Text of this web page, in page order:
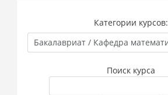
Категории курсов:
Поиск курса